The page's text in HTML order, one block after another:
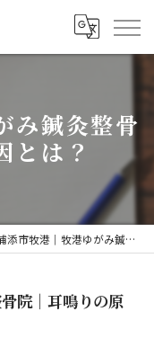
み鍼灸整骨
とは？
市牧港｜牧港ゆがみ鍼灸整骨院｜耳鳴りの原因とは？
院｜耳鳴りの原